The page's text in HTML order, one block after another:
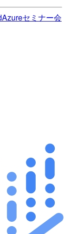
Azureセミナー会